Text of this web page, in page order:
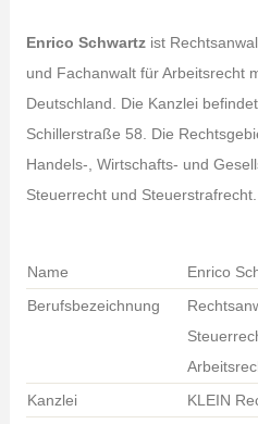
Enrico Schwartzist
und Fachanwalt für Arbeitsrecht
Deutschland. Die Kanzlei
Schillerstraße 58. Die
Handels-, Wirtschafts- und
Steuerrecht und Steuerstrafrecht.
Name
Enrico
Berufsbezeichnung
Kanzlei
KLEIN